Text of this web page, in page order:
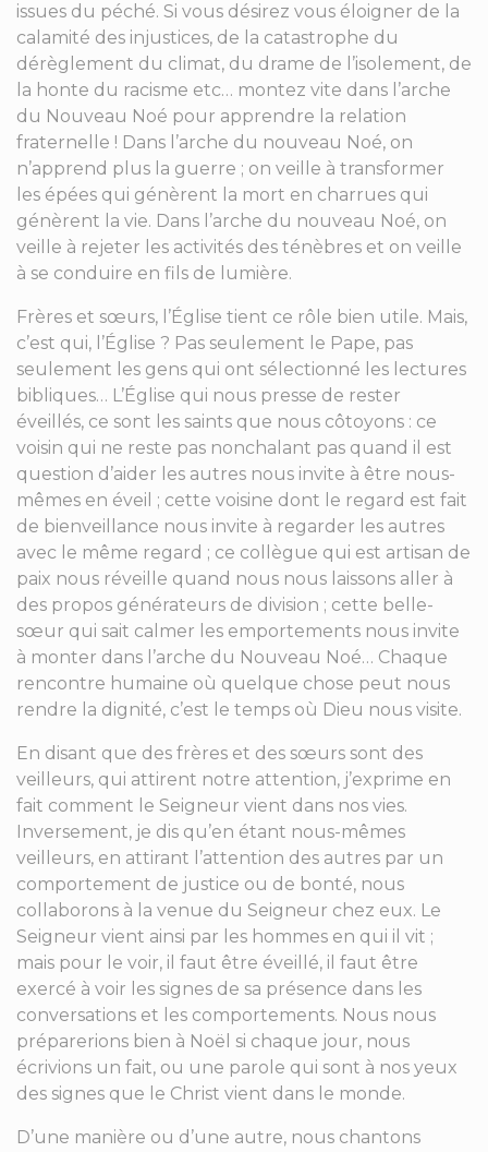
issues du péché. Si vous désirez vous éloigner de la
calamité des injustices, de la catastrophe du
dérèglement du climat, du drame de l’isolement, de
la honte du racisme etc… montez vite dans l’arche
du Nouveau Noé pour apprendre la relation
fraternelle ! Dans l’arche du nouveau Noé, on
n’apprend plus la guerre ; on veille à transformer
les épées qui génèrent la mort en charrues qui
génèrent la vie. Dans l’arche du nouveau Noé, on
veille à rejeter les activités des ténèbres et on veille
à se conduire en fils de lumière.
Frères et sœurs, l’Église tient ce rôle bien utile. Mais,
c’est qui, l’Église ? Pas seulement le Pape, pas
seulement les gens qui ont sélectionné les lectures
bibliques… L’Église qui nous presse de rester
éveillés, ce sont les saints que nous côtoyons : ce
voisin qui ne reste pas nonchalant pas quand il est
question d’aider les autres nous invite à être nous-
mêmes en éveil ; cette voisine dont le regard est fait
de bienveillance nous invite à regarder les autres
avec le même regard ; ce collègue qui est artisan de
paix nous réveille quand nous nous laissons aller à
des propos générateurs de division ; cette belle-
sœur qui sait calmer les emportements nous invite
à monter dans l’arche du Nouveau Noé… Chaque
rencontre humaine où quelque chose peut nous
rendre la dignité, c’est le temps où Dieu nous visite.
En disant que des frères et des sœurs sont des
veilleurs, qui attirent notre attention, j’exprime en
fait comment le Seigneur vient dans nos vies.
Inversement, je dis qu’en étant nous-mêmes
veilleurs, en attirant l’attention des autres par un
comportement de justice ou de bonté, nous
collaborons à la venue du Seigneur chez eux. Le
Seigneur vient ainsi par les hommes en qui il vit ;
mais pour le voir, il faut être éveillé, il faut être
exercé à voir les signes de sa présence dans les
conversations et les comportements. Nous nous
préparerions bien à Noël si chaque jour, nous
écrivions un fait, ou une parole qui sont à nos yeux
des signes que le Christ vient dans le monde.
D’une manière ou d’une autre, nous chantons